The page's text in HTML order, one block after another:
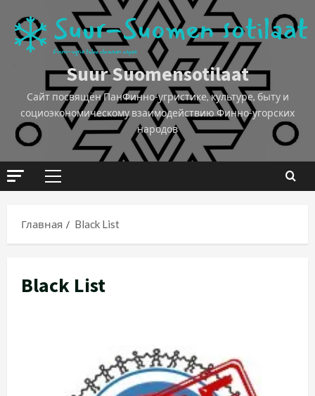
Suur Suomensotilaat
Сайт посвящён ПанФинно-угристике, культуре, быту и
социоэкономическому взаимодействию Финно-угорских
народов
Главная Black List
Black List